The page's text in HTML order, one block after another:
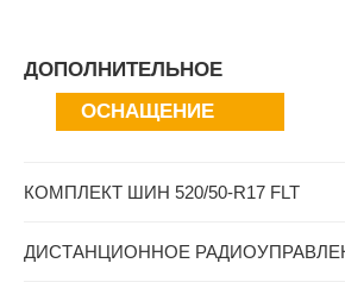
ДОПОЛНИТЕЛЬНОЕ
ОСНАЩЕНИЕ
КОМПЛЕКТ ШИН 520/50-R17 FLT
ДИСТАНЦИОННОЕ